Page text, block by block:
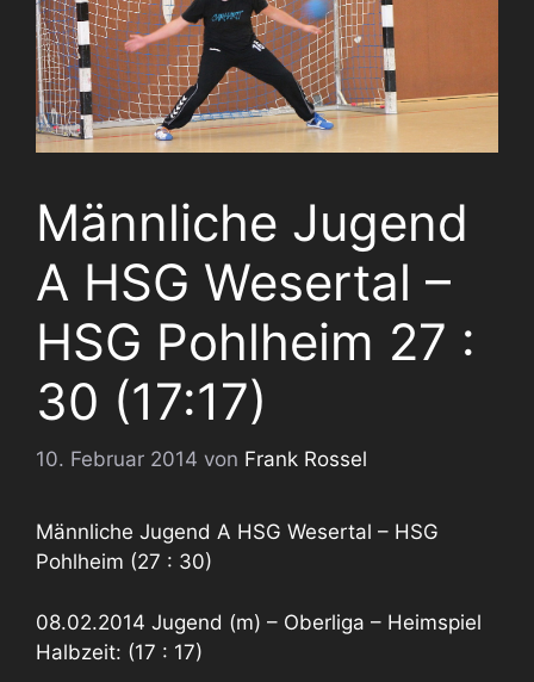
Männliche Jugend
A HSG Wesertal –
HSG Pohlheim 27 :
30 (17:17)
10. Februar 2014 von Frank Rossel
Männliche Jugend A HSG Wesertal – HSG
Pohlheim (27 : 30)
08.02.2014 Jugend (m) – Oberliga – Heimspiel
Halbzeit: (17 : 17)